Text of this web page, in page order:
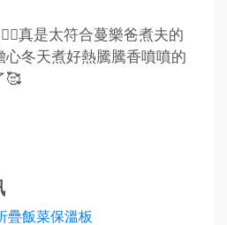
真是太符合蔓樂爸煮夫的
冬天煮好熱騰騰香噴噴的
🥰
疊飯菜保溫板